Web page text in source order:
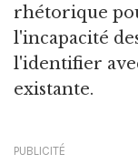
rhétorique
l'incapacité
l'identifier
existante.
PUBLICITÉ